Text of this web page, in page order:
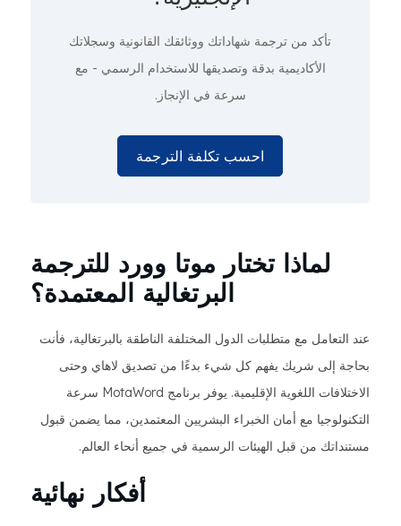
تأكد من ترجمة شهاداتك ووثائقك القانونية وسجلاتك
الأكاديمية بدقة وتصديقها للاستخدام الرسمي - مع
سرعة في الإنجاز.
احسب تكلفة الترجمة
لماذا تختار موتا وورد للترجمة
البرتغالية المعتمدة؟
عند التعامل مع متطلبات الدول المختلفة الناطقة بالبرتغالية، فأنت
بحاجة إلى شريك يفهم كل شيء بدءًا من تصديق لاهاي وحتى
الاختلافات اللغوية الإقليمية. يوفر برنامج MotaWord سرعة
التكنولوجيا مع أمان الخبراء البشريين المعتمدين، مما يضمن قبول
مستنداتك من قبل الهيئات الرسمية في جميع أنحاء العالم.
أفكار نهائية